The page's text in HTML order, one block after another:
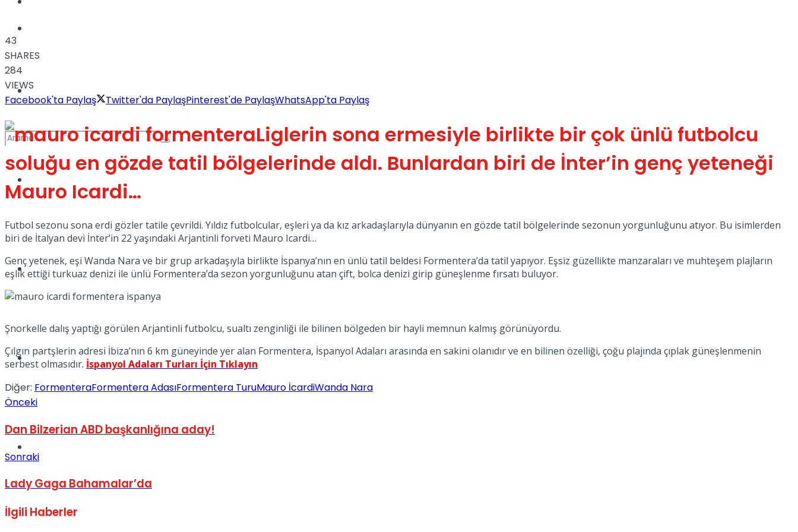
Dünya
Türkiye
Müzik
Sinema
No Result
View All Result
43
SHARES
284
VIEWS
Facebook'ta Paylaş
Twitter'da PaylaşPinterest'de PaylaşWhatsApp'ta Paylaş
Liglerin sona ermesiyle birlikte bir çok ünlü futbolcu
soluğu en gözde tatil bölgelerinde aldı. Bunlardan biri de İnter’in genç yeteneği
Mauro Icardi…
Futbol sezonu sona erdi gözler tatile çevrildi. Yıldız futbolcular, eşleri ya da kız arkadaşlarıyla dünyanın en gözde tatil bölgelerinde sezonun yorgunluğunu atıyor. Bu isimlerden
biri de İtalyan devi İnter’in 22 yaşındaki Arjantinli forveti Mauro Icardi…
Genç yetenek, eşi Wanda Nara ve bir grup arkadaşıyla birlikte İspanya’nın en ünlü tatil beldesi Formentera’da tatil yapıyor. Eşsiz güzellikte manzaraları ve muhteşem plajların
eşlik ettiği turkuaz denizi ile ünlü Formentera’da sezon yorgunluğunu atan çift, bolca denizi girip güneşlenme fırsatı buluyor.
Şnorkelle dalış yaptığı görülen Arjantinli futbolcu, sualtı zenginliği ile bilinen bölgeden bir hayli memnun kalmış görünüyordu.
Çılgın partşlerin adresi İbiza’nın 6 km güneyinde yer alan Formentera, İspanyol Adaları arasında en sakini olanıdır ve en bilinen özelliği, çoğu plajında çıplak güneşlenmenin
serbest olmasıdır. İspanyol Adaları Turları İçin Tıklayın
Diğer: FormenteraFormentera AdasıFormentera TuruMauro İcardiWanda Nara
Önceki
Dan Bilzerian ABD başkanlığına aday!
Sonraki
Lady Gaga Bahamalar’da
İlgili Haberler